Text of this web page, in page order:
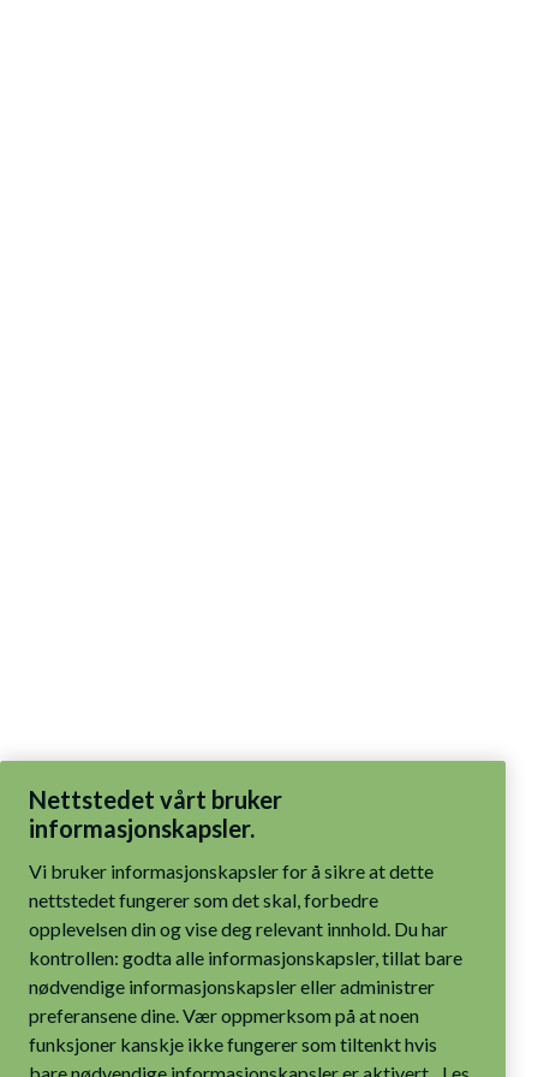
informasjonskapsler.
nettstedet fungerer som det skal, forbedre
opplevelsen din og vise deg relevant innhold. Du har
kontrollen: godta alle informasjonskapsler, tillat bare
nødvendige informasjonskapsler eller administrer
preferansene dine. Vær oppmerksom på at noen
funksjoner kanskje ikke fungerer som tiltenkt hvis
bare nødvendige informasjonskapsler er aktivert.